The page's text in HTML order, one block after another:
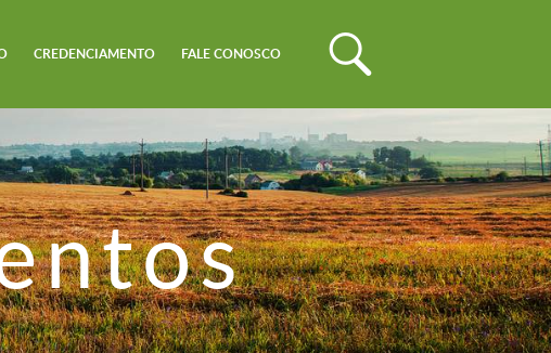
CREDENCIAMENTO FALE CONOSCO